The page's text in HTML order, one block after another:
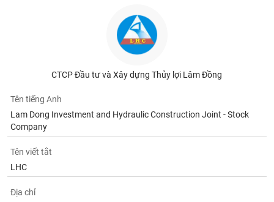
CTCP Đầu tư và Xây dựng Thủy lợi Lâm Đồng
Tên tiếng Anh
Lam Dong Investment and Hydraulic Construction Joint - Stock
Company
Tên viết tắt
LHC
Địa chỉ